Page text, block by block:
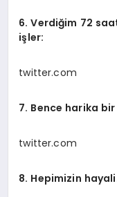
6. Verdiğim 72
işler:
twitter.com
7. Bence harika
twitter.com
8. Hepimizin